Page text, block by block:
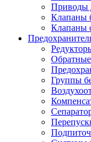
Приводы
Клапаны
Клапаны
Группы